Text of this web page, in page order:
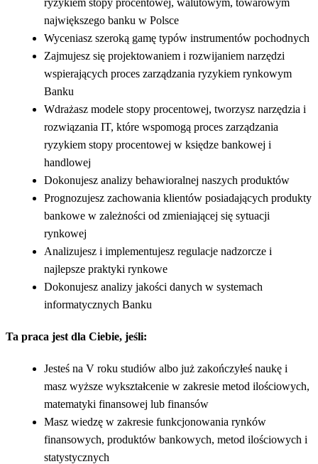
największego banku w Polsce
Wyceniasz szeroką gamę typów instrumentów pochodnych
Zajmujesz się projektowaniem i rozwijaniem narzędzi
wspierających proces zarządzania ryzykiem rynkowym
Banku
Wdrażasz modele stopy procentowej, tworzysz narzędzia i
rozwiązania IT, które wspomogą proces zarządzania
ryzykiem stopy procentowej w księdze bankowej i
handlowej
Dokonujesz analizy behawioralnej naszych produktów
Prognozujesz zachowania klientów posiadających produkty
bankowe w zależności od zmieniającej się sytuacji
rynkowej
Analizujesz i implementujesz regulacje nadzorcze i
najlepsze praktyki rynkowe
Dokonujesz analizy jakości danych w systemach
informatycznych Banku
Ta praca jest dla Ciebie, jeśli:
Jesteś na V roku studiów albo już zakończyłeś naukę i
masz wyższe wykształcenie w zakresie metod ilościowych,
matematyki finansowej lub finansów
Masz wiedzę w zakresie funkcjonowania rynków
finansowych, produktów bankowych, metod ilościowych i
statystycznych